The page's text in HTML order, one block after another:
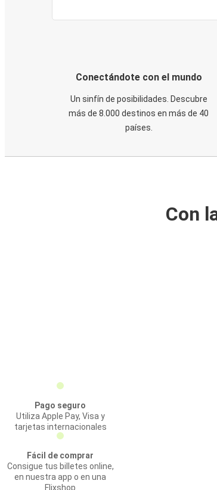
Conectándote con el mundo
Un sinfín de posibilidades. Descubre
más de 8.000 destinos en más de 40
países.
Con
Pago seguro
Utiliza Apple Pay, Visa y
tarjetas internacionales
Fácil de comprar
Consigue tus billetes online,
en nuestra app o en una
Flixshop